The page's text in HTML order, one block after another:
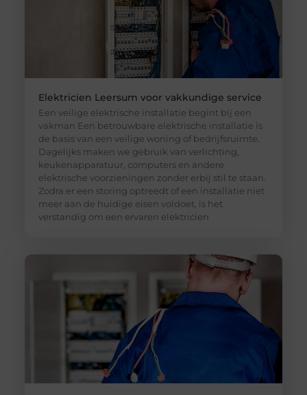
Elektricien Leersum voor vakkundige service
Een veilige elektrische installatie begint bij een
vakman Een betrouwbare elektrische installatie is
de basis van een veilige woning of bedrijfsruimte.
Dagelijks maken we gebruik van verlichting,
keukenapparatuur, computers en andere
elektrische voorzieningen zonder erbij stil te staan.
Zodra er een storing optreedt of een installatie niet
meer aan de huidige eisen voldoet, is het
verstandig om een ervaren elektricien